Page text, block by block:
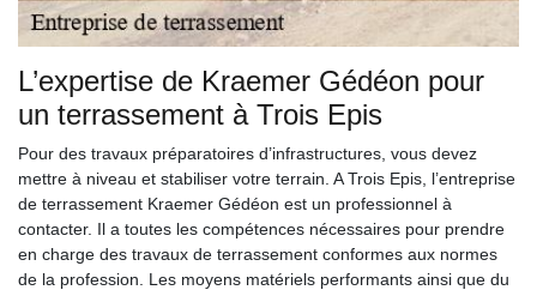
L’expertise de Kraemer Gédéon pour
un terrassement à Trois Epis
Pour des travaux préparatoires d’infrastructures, vous devez
mettre à niveau et stabiliser votre terrain. A Trois Epis, l’entreprise
de terrassement Kraemer Gédéon est un professionnel à
contacter. Il a toutes les compétences nécessaires pour prendre
en charge des travaux de terrassement conformes aux normes
de la profession. Les moyens matériels performants ainsi que du